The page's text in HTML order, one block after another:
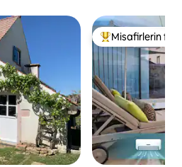
en beğenilenler arasındaMisafirlerin
Misafirlerin